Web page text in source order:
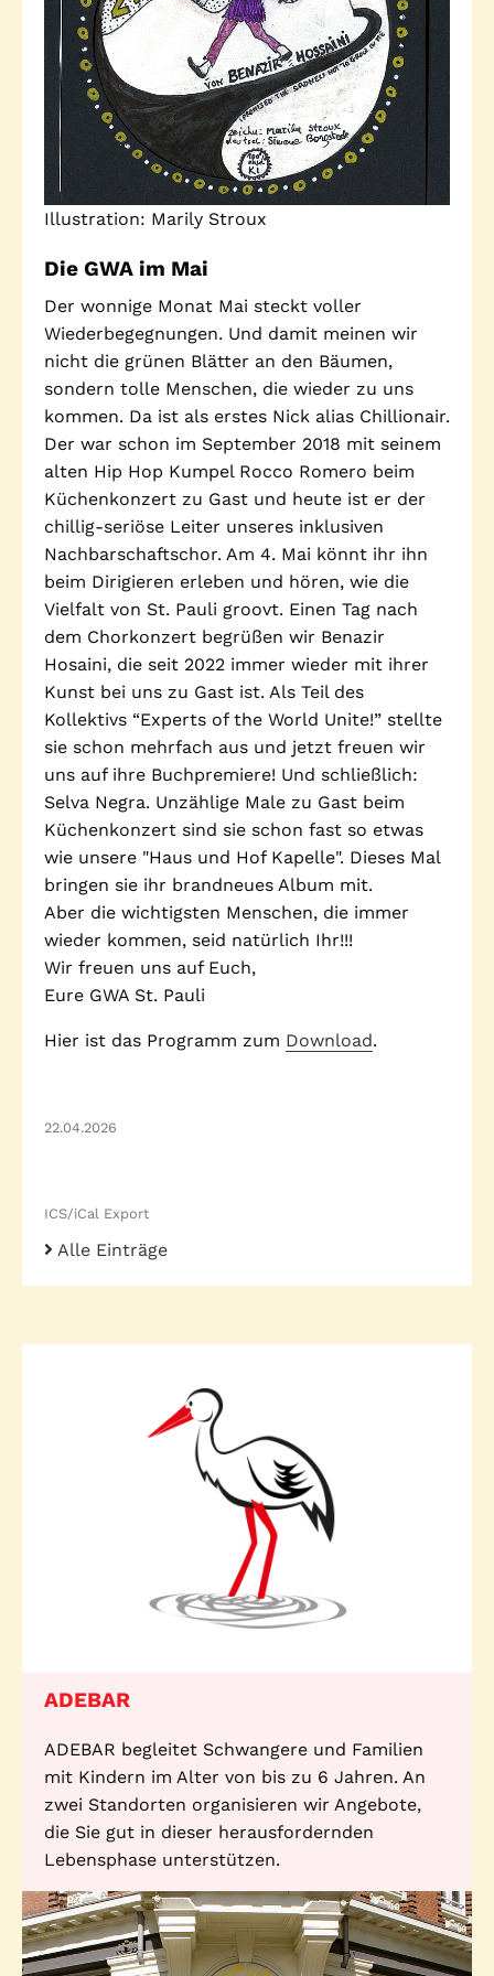
Standorte
Gemeinwesenarbeit
Raumvermietung
Auszeichnungen
Jobs + Praktika
Förderer
Leseförderung
Ferienprogramm
Beratung +
Unterstützung
ADEBAR
starK
IBiS
Offene Sozial- und
Behördenberatung
Big Point
Mieter helfern
Mietern
Familienberatung –
für Fragen zur
Erziehung
Stadtteil + Kultur
Gefährliche Orte
Kölibri
Stadtteilarbeit
Medienzentrum
Stadtteiltheater
Küchenkonzerte
GWA St. Pauli e.V.
Gemeinwesenarbeit | Kulturarbeit | Sozialarbeit
Hein-Köllisch-Platz 11 + 12, 20359 Hamburg
Fax: (040) 410 98 87 57
Spenden: Investieren Sie in die GWA!
Illustration: Marily Stroux
Die GWA im Mai
Der wonnige Monat Mai steckt voller
Wiederbegegnungen. Und damit meinen wir
nicht die grünen Blätter an den Bäumen,
sondern tolle Menschen, die wieder zu uns
kommen. Da ist als erstes Nick alias Chillionair.
Der war schon im September 2018 mit seinem
alten Hip Hop Kumpel Rocco Romero beim
Küchenkonzert zu Gast und heute ist er der
chillig-seriöse Leiter unseres inklusiven
Nachbarschaftschor. Am 4. Mai könnt ihr ihn
beim Dirigieren erleben und hören, wie die
Vielfalt von St. Pauli groovt. Einen Tag nach
dem Chorkonzert begrüßen wir Benazir
Hosaini, die seit 2022 immer wieder mit ihrer
Kunst bei uns zu Gast ist. Als Teil des
Kollektivs “Experts of the World Unite!” stellte
sie schon mehrfach aus und jetzt freuen wir
uns auf ihre Buchpremiere! Und schließlich:
Selva Negra. Unzählige Male zu Gast beim
Küchenkonzert sind sie schon fast so etwas
wie unsere "Haus und Hof Kapelle". Dieses Mal
bringen sie ihr brandneues Album mit.
Aber die wichtigsten Menschen, die immer
wieder kommen, seid natürlich Ihr!!!
Wir freuen uns auf Euch,
Eure GWA St. Pauli
Hier ist das Programm zum Download.
22.04.2026
ICS/iCal Export
Alle Einträge
ADEBAR
ADEBAR begleitet Schwangere und Familien
mit Kindern im Alter von bis zu 6 Jahren. An
zwei Standorten organisieren wir Angebote,
die Sie gut in dieser herausfordernden
Lebensphase unterstützen.